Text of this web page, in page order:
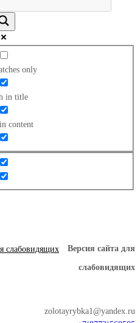
only
in title
content
слабовидящих Версия сайта для
слабовидящих
zolotayrybka1@yandex.ru